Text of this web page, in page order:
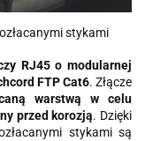
stykami
RJ45 o modularnej
FTP Cat6. Złącze
warstwą w celu
przed korozją. Dzięki
stykami są